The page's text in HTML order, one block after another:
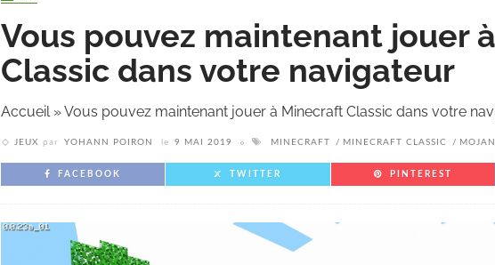
Vous pouvez maintenant jouer
Classic dans votre navigateur
Accueil»Vous pouvez maintenant jouer à Minecraft Classic dans votre
JEUX par YOHANN POIRON le 9 MAI 2019 MINECRAFT MINECRAFT CLASSIC
FACEBOOK TWITTER PINTEREST